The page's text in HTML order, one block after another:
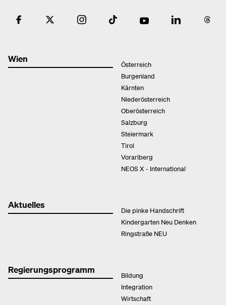
Wien
Österreich
Burgenland
Kärnten
Niederösterreich
Oberösterreich
Salzburg
Steiermark
Tirol
Vorarlberg
NEOS X - International
Aktuelles
Die pinke Handschrift
Kindergarten Neu Denken
Ringstraße NEU
Regierungsprogramm
Bildung
Integration
Wirtschaft